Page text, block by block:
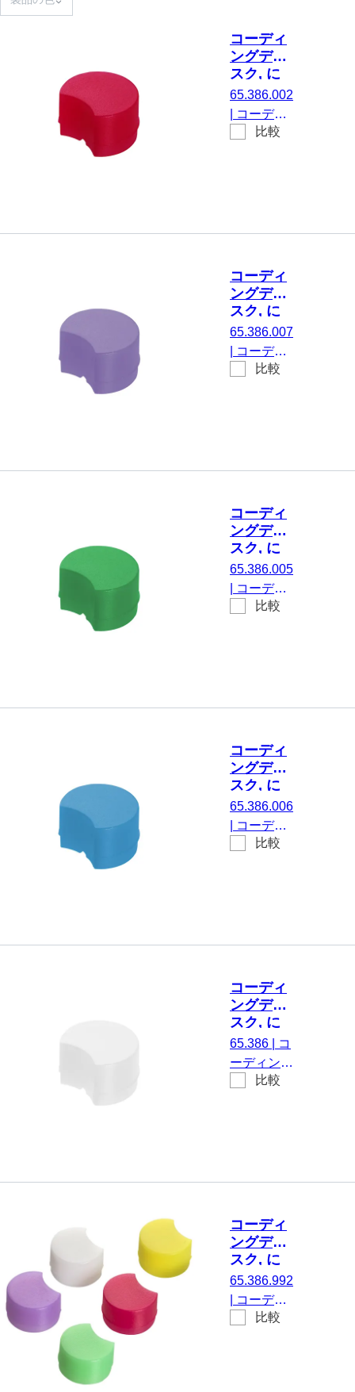
コーディ
ングディ
スク, に
とって
CryoPure
チューブ,
赤
65.386.002
コーディ
ングディス
比較
コーディ
ングディ
スク, に
とって
CryoPure
チューブ,
紫
65.386.007
コーディ
ングディス
比較
コーディ
ングディ
スク, に
とって
CryoPure
チューブ,
緑
65.386.005
コーディ
ングディス
比較
コーディ
ングディ
スク, に
とって
CryoPure
チューブ,
青
65.386.006
コーディ
ングディス
比較
コーディ
ングディ
スク, に
とって
CryoPure
チューブ,
白
65.386
コ
ーディング
ディスク,
比較
コーディ
ングディ
スク, に
とって
CryoPure
チューブ,
カラーミ
65.386.992
コーディ
ングディス
比較